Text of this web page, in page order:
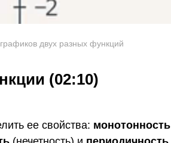
двух разных функций
(02:10)
ее свойства: монотонность